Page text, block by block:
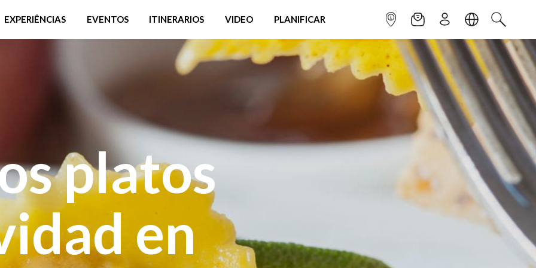
EXPERIÊNCIAS EVENTOS ITINERARIOS VIDEO PLANIFICAR INFOPOINTNEWSLETTER
SUSCRÌBETE
IDIOMABUSCAR
platos
en